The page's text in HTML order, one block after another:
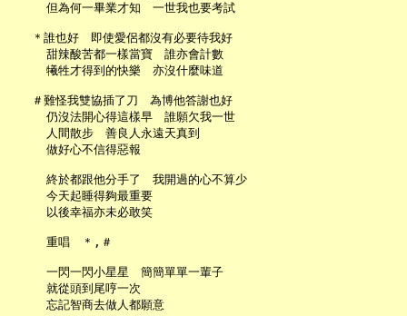
     但為何一畢業才知　一世我也要考試
   ＊誰也好　即使愛侶都沒有必要待我好
     甜辣酸苦都一樣當寶　誰亦會計數
     犧牲才得到的快樂　亦沒什麼味道
   ＃難怪我雙協插了刀　為博他答謝也好
     仍沒法開心得這樣早　誰願欠我一世
     人間散步　善良人永遠天真到
     做好心不信得惡報
     終於都跟他分手了　我開過的心不算少
     今天起睡得夠最重要
     以後幸福亦未必敢笑
     重唱　＊,＃
     一閃一閃小星星　簡簡單單一輩子
     就從頭到尾哼一次